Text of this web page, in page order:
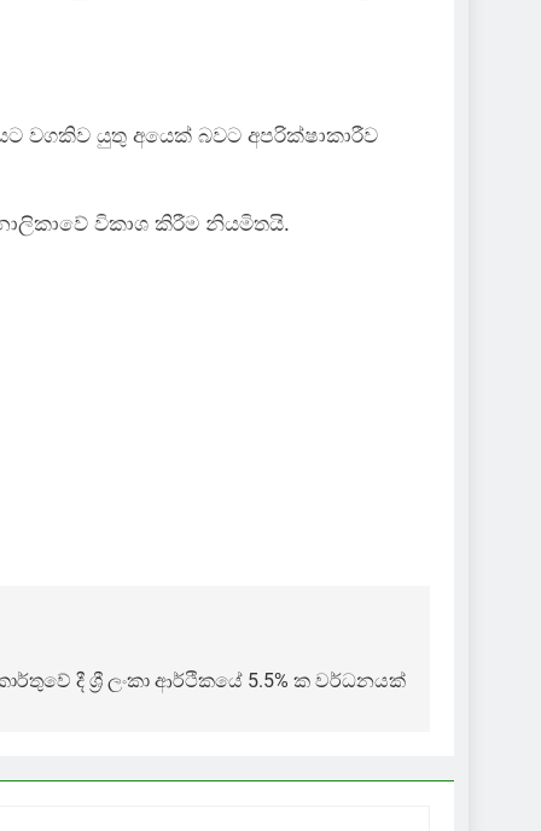
වගකිව යුතු අයෙක් බවට අපරික්ෂාකාරීව
විකාශ කිරීම නියමිතයි.
දී ශ්‍රී ලංකා ආර්ථිකයේ 5.5% ක වර්ධනයක්